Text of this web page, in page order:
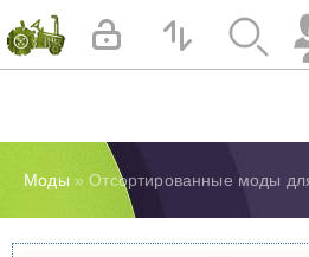
Моды » Отсортированные моды